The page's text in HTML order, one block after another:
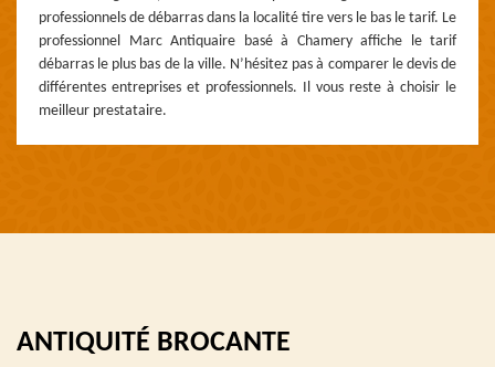
professionnels de débarras dans la localité tire vers le bas le tarif. Le
professionnel Marc Antiquaire basé à Chamery affiche le tarif
débarras le plus bas de la ville. N’hésitez pas à comparer le devis de
différentes entreprises et professionnels. Il vous reste à choisir le
meilleur prestataire.
ANTIQUITÉ BROCANTE